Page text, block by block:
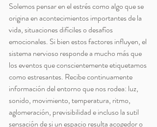
Solemos pensar en el estrés como algo que se
origina en acontecimientos importantes de la
vida, situaciones difíciles o desafíos
emocionales. Si bien estos factores influyen, el
sistema nervioso responde a mucho más que
los eventos que conscientemente etiquetamos
como estresantes. Recibe continuamente
información del entorno que nos rodea: luz,
sonido, movimiento, temperatura, ritmo,
aglomeración, previsibilidad e incluso la sutil
sensación de si un espacio resulta acogedor o